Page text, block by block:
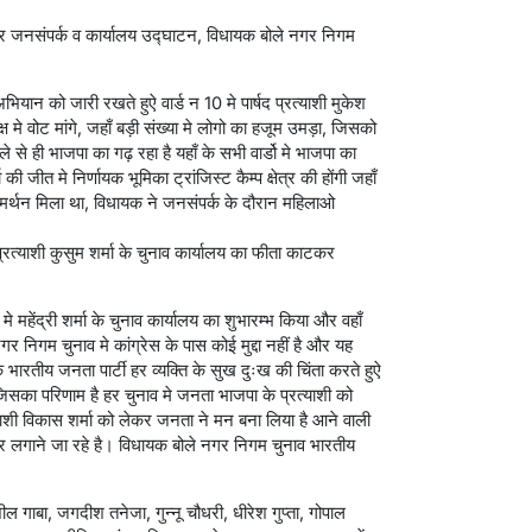
जनसंपर्क व कार्यालय उद्घाटन, विधायक बोले नगर निगम
को जारी रखते हुऐ वार्ड न 10 मे पार्षद प्रत्याशी मुकेश
मे वोट मांगे, जहाँ बड़ी संख्या मे लोगो का हजूम उमड़ा, जिसको
ही भाजपा का गढ़ रहा है यहाँ के सभी वार्डो मे भाजपा का
जीत मे निर्णायक भूमिका ट्रांजिस्ट कैम्प क्षेत्र की होंगी जहाँ
मिला था, विधायक ने जनसंपर्क के दौरान महिलाओ
कुसुम शर्मा के चुनाव कार्यालय का फीता काटकर
महेंद्री शर्मा के चुनाव कार्यालय का शुभारम्भ किया और वहाँ
निगम चुनाव मे कांग्रेस के पास कोई मुद्दा नहीं है और यह
जनता पार्टी हर व्यक्ति के सुख दुःख की चिंता करते हुऐ
परिणाम है हर चुनाव मे जनता भाजपा के प्रत्याशी को
विकास शर्मा को लेकर जनता ने मन बना लिया है आने वाली
जा रहे है। विधायक बोले नगर निगम चुनाव भारतीय
गाबा, जगदीश तनेजा, गुन्नू चौधरी, धीरेश गुप्ता, गोपाल